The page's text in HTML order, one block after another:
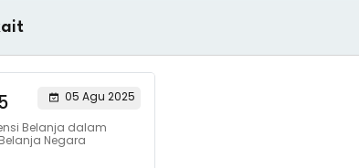
05 Agu 2025
Belanja dalam
Negara